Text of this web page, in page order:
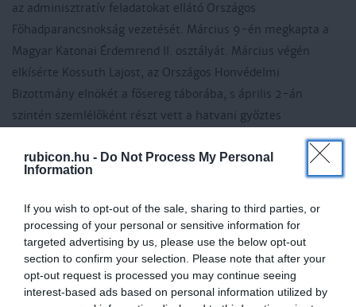
rubicon.hu - Do Not Process My Personal
Information
If you wish to opt-out of the sale, sharing to third parties, or
processing of your personal or sensitive information for
targeted advertising by us, please use the below opt-out
section to confirm your selection. Please note that after your
opt-out request is processed you may continue seeing
interest-based ads based on personal information utilized by
az adminisztratív feladatokat ellátó Országos
Főhadparancsnokság vezetését. Március 9-én megkapta a
Magyar Katonai Érdemrend II. osztályát. Március végén
elkísérte Kossuth Lajost, az Országos Honvédelmi
Bizottmány elnökét a fősereg táborába, s április 2-án
szintén szemlélőként részt vett a hatvani győztes
hadügyminiszterként is működött. Június 29-én Kossuth őt
bízta meg a feldunai hadsereg levezetésével arra az esetre,
ha Görgei megtagadná az engedelmességet.